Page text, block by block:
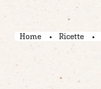
Home Ricette